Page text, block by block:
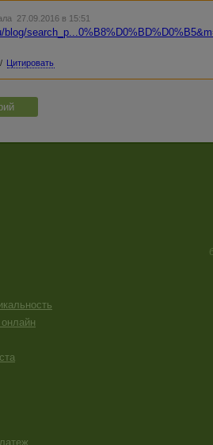
27.09.2016 в 15:51
blog/
/ Цитировать